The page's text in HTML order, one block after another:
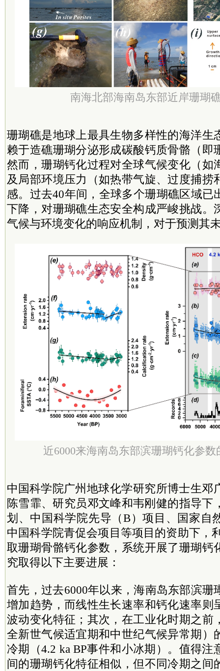
南海北部海南岛东部近岸珊瑚
珊瑚礁是地球上最具生物多样性的海洋生
赖于造礁珊瑚分泌形成碳酸钙质骨骼（即
然而，珊瑚钙化过程对全球气候变化（如
及局部环境压力（如热带气旋、过度捕捞
感。过去40年间，全球多个珊瑚礁区域已
下降，对珊瑚礁生态安全构成严峻挑战。
气候与环境变化的响应机制，对于预测其
近6000来海南岛东部滨珊瑚钙化参
中国科学院广州地球化学研究所博士生邓
陈雪霏、研究员邓文峰和韦刚健的指导下
划、中国科学院先导（B）项目、国家自
中国科学院青促会项目等项目的资助下，
取珊瑚骨骼钙化参数，系统开展了珊瑚钙
究取得以下主要进展：
首先，过去6000年以来，海南岛东部滨珊
增加趋势，而线性生长速率和钙化速率则
波动变化特征；其次，在工业化时期之前
全新世气候适宜期和中世纪气候异常期）
冷期（4.2 ka BP事件和小冰期）。值得注
间的珊瑚钙化特征相似，但不同冷期之间